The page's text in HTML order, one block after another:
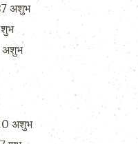
अशुभ
अशुभ
अशुभ